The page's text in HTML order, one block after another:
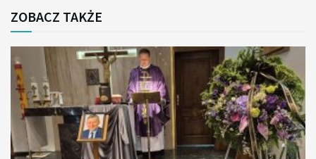
ZOBACZ TAKŻE